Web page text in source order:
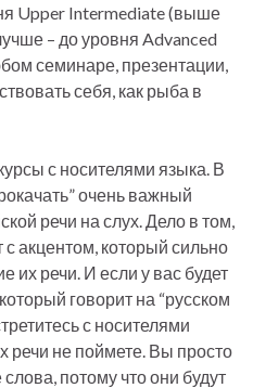
Upper Intermediate (выше
– до уровня Advanced
семинаре, презентации,
себя, как рыба в
с носителями языка. В
очень важный
речи на слух. Дело в том,
с акцентом, который сильно
их речи. И если у вас будет
говорит на “русском
с носителями
речи не поймете. Вы просто
потому что они будут